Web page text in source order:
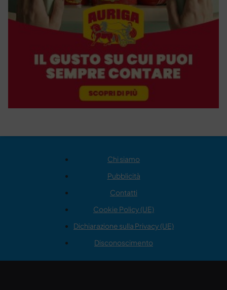
Chi siamo
Pubblicità
Contatti
Cookie Policy (UE)
Dichiarazione sulla Privacy (UE)
Disconoscimento